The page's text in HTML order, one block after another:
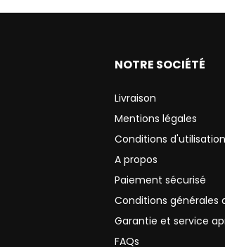
NOTRE SOCIÉTÉ
Livraison
Mentions légales
Conditions d'utilisation
A propos
Paiement sécurisé
Conditions générales
Garantie et service
FAQs